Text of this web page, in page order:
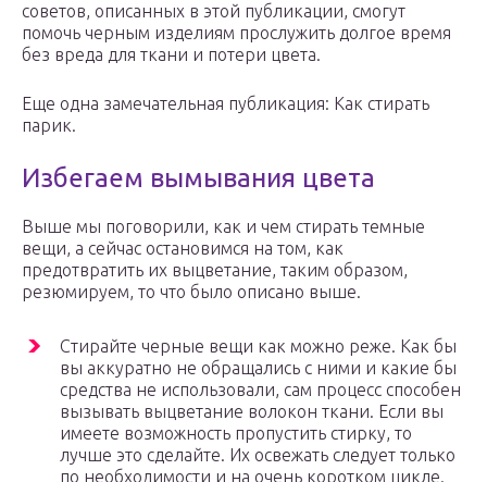
советов, описанных в этой публикации, смогут
помочь черным изделиям прослужить долгое время
без вреда для ткани и потери цвета.
Еще одна замечательная публикация: Как стирать
парик.
Избегаем вымывания цвета
Выше мы поговорили, как и чем стирать темные
вещи, а сейчас остановимся на том, как
предотвратить их выцветание, таким образом,
резюмируем, то что было описано выше.
Стирайте черные вещи как можно реже. Как бы
вы аккуратно не обращались с ними и какие бы
средства не использовали, сам процесс способен
вызывать выцветание волокон ткани. Если вы
имеете возможность пропустить стирку, то
лучше это сделайте. Их освежать следует только
по необходимости и на очень коротком цикле.